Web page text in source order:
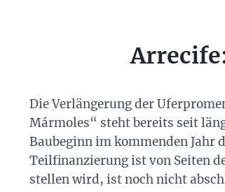
Die Verlängerung der
Mármoles“ steht bereits seit
Baubeginn im kommenden Jahr
Teilfinanzierung ist von Seiten
stellen wird, ist noch nicht